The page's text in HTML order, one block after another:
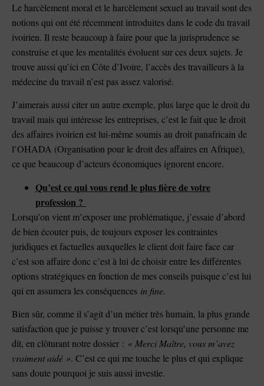
Le harcèlement moral et le harcèlement sexuel au travail sont des
notions qui ont été récemment introduites dans le code du travail
ivoirien. Il reste beaucoup à faire pour que la jurisprudence se
construise et que les mentalités évoluent sur ces deux sujets. Je
trouve aussi qu’ici en Côte d’Ivoire, l’accès des travailleurs à la
médecine du travail n’est pas assez valorisé.
J’aimerais aussi citer un autre exemple, plus large que le droit du
travail mais qui intéresse les entreprises, c’est le fait que le droit
des affaires ivoirien est lui-même soumis au droit panafricain de
l’OHADA (Organisation pour le droit des affaires en Afrique),
ce que beaucoup d’acteurs économiques ignorent encore.
Qu’est ce qui vous rend le plus fière de votre
profession ?
Lorsqu’on vient m’exposer une problématique, j’essaie d’abord
de bien écouter puis, de toujours exposer les contraintes
juridiques et factuelles auxquelles le client doit faire face car
c’est son affaire donc c’est à lui de choisir entre les différentes
options stratégiques en fonction de mes conseils puisque c’est lui
qui en assumera les conséquences in fine.
Bien sûr, comme il s’agit d’un métier très humain, la plus grande
satisfaction que je puisse y trouver c’est lorsqu’une personne me
dit, en clôturant notre dossier : « Merci Maître, vous m’avez
vraiment aidé ». C’est ce qui me touche le plus et qui explique
sans doute pourquoi je suis aussi investie.